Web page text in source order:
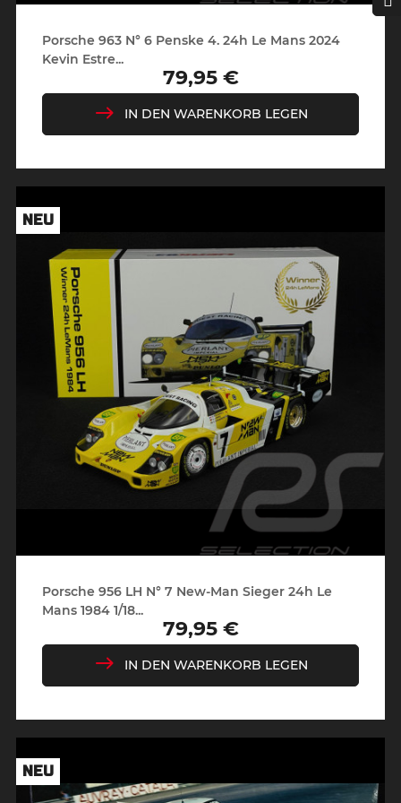
Porsche 963 N° 6 Penske 4. 24h Le Mans 2024
Kevin Estre...
Preis
79,95 €
IN DEN WARENKORB LEGEN
Porsche 956 LH N° 7 New-Man Sieger 24h Le
Mans 1984 1/18...
Preis
79,95 €
IN DEN WARENKORB LEGEN
NEU
NEU